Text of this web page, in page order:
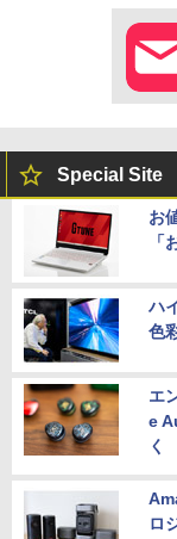
Special Site
お
「
ハ
色
エ
e
く
ロ